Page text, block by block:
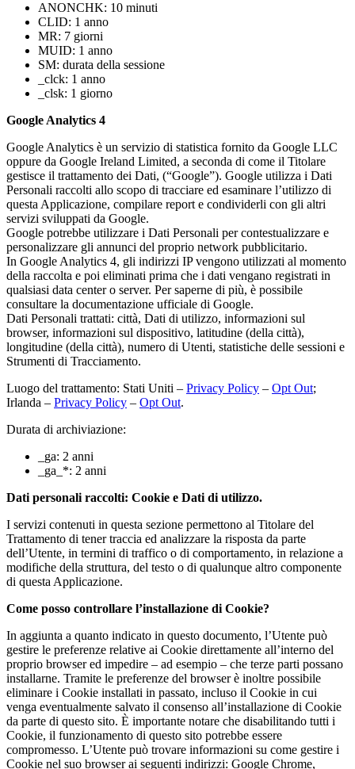
ANONCHK: 10 minuti
CLID: 1 anno
MR: 7 giorni
MUID: 1 anno
SM: durata della sessione
_clck: 1 anno
_clsk: 1 giorno
Google Analytics 4
Google Analytics è un servizio di statistica fornito da Google LLC
oppure da Google Ireland Limited, a seconda di come il Titolare
gestisce il trattamento dei Dati, (“Google”). Google utilizza i Dati
Personali raccolti allo scopo di tracciare ed esaminare l’utilizzo di
questa Applicazione, compilare report e condividerli con gli altri
servizi sviluppati da Google.
Google potrebbe utilizzare i Dati Personali per contestualizzare e
personalizzare gli annunci del proprio network pubblicitario.
In Google Analytics 4, gli indirizzi IP vengono utilizzati al momento
della raccolta e poi eliminati prima che i dati vengano registrati in
qualsiasi data center o server. Per saperne di più, è possibile
consultare la documentazione ufficiale di Google.
Dati Personali trattati: città, Dati di utilizzo, informazioni sul
browser, informazioni sul dispositivo, latitudine (della città),
longitudine (della città), numero di Utenti, statistiche delle sessioni e
Strumenti di Tracciamento.
Luogo del trattamento: Stati Uniti – Privacy Policy – Opt Out;
Irlanda – Privacy Policy – Opt Out.
Durata di archiviazione:
_ga: 2 anni
_ga_*: 2 anni
Dati personali raccolti: Cookie e Dati di utilizzo.
I servizi contenuti in questa sezione permettono al Titolare del
Trattamento di tener traccia ed analizzare la risposta da parte
dell’Utente, in termini di traffico o di comportamento, in relazione a
modifiche della struttura, del testo o di qualunque altro componente
di questa Applicazione.
Come posso controllare l’installazione di Cookie?
In aggiunta a quanto indicato in questo documento, l’Utente può
gestire le preferenze relative ai Cookie direttamente all’interno del
proprio browser ed impedire – ad esempio – che terze parti possano
installarne. Tramite le preferenze del browser è inoltre possibile
eliminare i Cookie installati in passato, incluso il Cookie in cui
venga eventualmente salvato il consenso all’installazione di Cookie
da parte di questo sito. È importante notare che disabilitando tutti i
Cookie, il funzionamento di questo sito potrebbe essere
compromesso. L’Utente può trovare informazioni su come gestire i
Cookie nel suo browser ai seguenti indirizzi: Google Chrome,